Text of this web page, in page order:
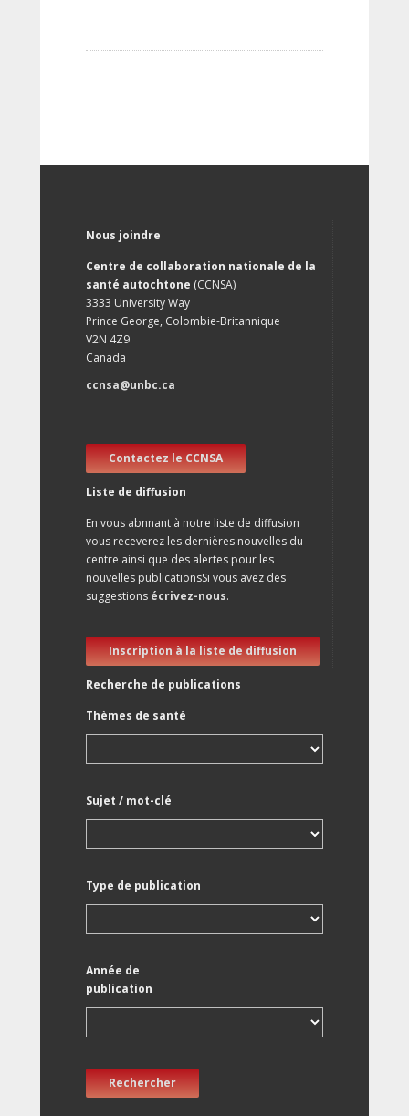
Nous joindre
Centre de collaboration nationale de la
santé autochtone (CCNSA)
3333 University Way
Prince George, Colombie-Britannique
V2N 4Z9
Canada
ccnsa@unbc.ca
Contactez le CCNSA
Liste de diffusion
En vous abnnant à notre liste de diffusion
vous receverez les dernières nouvelles du
centre ainsi que des alertes pour les
nouvelles publicationsSi vous avez des
suggestions écrivez-nous.
Inscription à la liste de diffusion
Recherche de publications
Thèmes de santé
Sujet / mot-clé
Type de publication
Année de
publication
Rechercher